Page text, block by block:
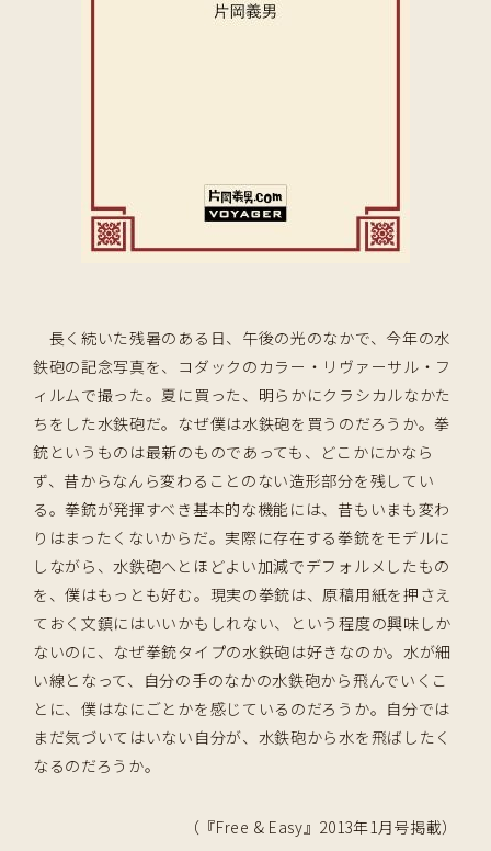
長く続いた残暑のある日、午後の光のなかで、今年の水
鉄砲の記念写真を、コダックのカラー・リヴァーサル・フ
ィルムで撮った。夏に買った、明らかにクラシカルなかた
ちをした水鉄砲だ。なぜ僕は水鉄砲を買うのだろうか。拳
銃というものは最新のものであっても、どこかにかなら
ず、昔からなんら変わることのない造形部分を残してい
る。拳銃が発揮すべき基本的な機能には、昔もいまも変わ
りはまったくないからだ。実際に存在する拳銃をモデルに
しながら、水鉄砲へとほどよい加減でデフォルメしたもの
を、僕はもっとも好む。現実の拳銃は、原稿用紙を押さえ
ておく文鎮にはいいかもしれない、という程度の興味しか
ないのに、なぜ拳銃タイプの水鉄砲は好きなのか。水が細
い線となって、自分の手のなかの水鉄砲から飛んでいくこ
とに、僕はなにごとかを感じているのだろうか。自分では
まだ気づいてはいない自分が、水鉄砲から水を飛ばしたく
なるのだろうか。
（『Free & Easy』2013年1月号掲載）